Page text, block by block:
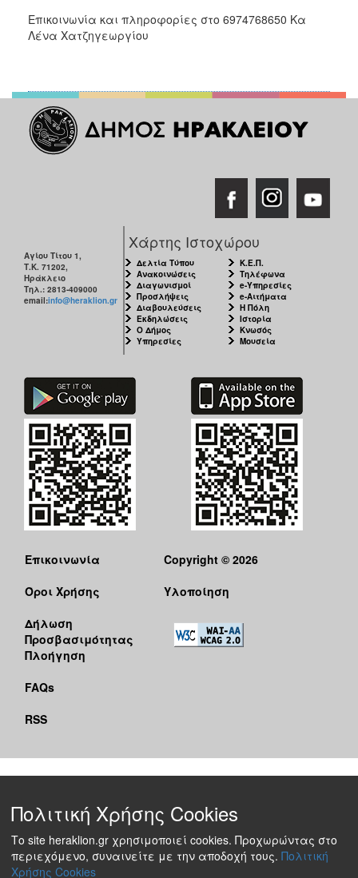
Επικοινωνία και πληροφορίες στο 6974768650 Κα
Λένα Χατζηγεωργίου
Αγίου Τίτου 1,
Τ.Κ. 71202,
Ηράκλειο
Τηλ.: 2813-409000
email:info@heraklion.gr
Χάρτης Ιστοχώρου
Δελτία Τύπου
Ανακοινώσεις
Διαγωνισμοί
Προσλήψεις
Διαβουλεύσεις
Εκδηλώσεις
Ο Δήμος
Υπηρεσίες
Κ.Ε.Π.
Τηλέφωνα
e-Υπηρεσίες
e-Αιτήματα
Η Πόλη
Ιστορία
Κνωσός
Μουσεία
Επικοινωνία
Όροι Χρήσης
Δήλωση
Προσβασιμότητας
Πλοήγηση
FAQs
RSS
Copyright © 2026
Υλοποίηση
Πολιτική Χρήσης Cookies
Το site heraklion.gr χρησιμοποιεί cookies. Προχωρώντας στο
περιεχόμενο, συναινείτε με την αποδοχή τους. Πολιτική
Χρήσης Cookies